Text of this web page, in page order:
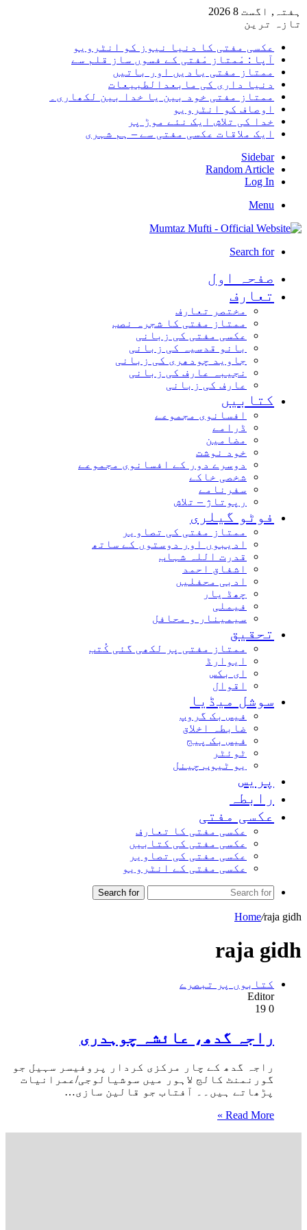
ہفتہ, اگست 8 2026
تازہ ترین
عکسی مفتی کا دنیا نیوز کو انٹرویو
آپا : مْمتاز مْفتی کے فسوں ساز قلم سے
ممتاز مفتی یادیں اور باتیں
دنیا داری کی مابعدالطبیعات
ممتاز مفتی خود بین یا خدا بین لکھاری۔
اوصاف کو انٹرویو
خدا کی تلاش ایک نئے موڑ پر
ایک ملاقات عکسی مفتی سے – ہم شہری
Sidebar
Random Article
Log In
Menu
Search for
صفحہ اول
تعارف
مختصر تعارف
ممتاز مفتی کا شجرہ نصب
عکسی مفتی کی زبانی
بانو قدسیہ کی زبانی
جاوید چودھری کی زبانی
نجیبہ عارف کی زبانی
عارف کی زبانی
کتابیں
افسانوی مجموعے
ڈرامے
مضامین
خود نوشت
دوسرے دور کے افسانوی مجموعے
شخصی خاکے
سفرنامے
رپوتاژ – تلاش
فوٹو گیلری
ممتاز مفتی کی تصاویر
ادیبوں اور دوستوں کے ساتھ
قدرت اللہ شہاب
اشفاق احمد
ادبی محفلیں
چھڈ یار
فیملی
سیمینار و محافل
تحقیق
ممتاز مفتی پر لکھی گئی کُتب
ایوارڈ
ای بکس
اقوال
سوشل میڈیا
فیس بک گروپ
ضابطہ اخلاق
فیس بک پیج
ٹوئٹر
یو ٹیوب چینل
پریس
رابطہ
عکسی مفتی
عکسی مفتی کا تعارف
عکسی مفتی کی کتابیں
عکسی مفتی کی تصاویر
عکسی مفتی کے انٹرویو
Search for
Home/raja gidh
raja gidh
کتابوں پر تبصرے
Editor
0
راجہ گدھ، عائشہ چوہدری
راجہ گدھ کے چار مرکزی کردار پروفیسر سہیل جو
گورنمنٹ کالج لاہور میں سوشیالوجی/عمرانیات
پڑھاتے ہیں۔۔ آفتاب جو قالین سازی…
Read More »